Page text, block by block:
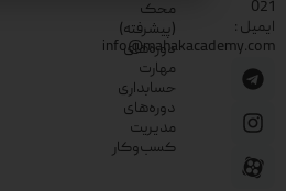
021
ایمیل :
info@mahakacademy.com
محک
(پیشرفته)
دوره‌های
مهارت
حسابداری
دوره‌های
مدیریت
کسب‌وکار